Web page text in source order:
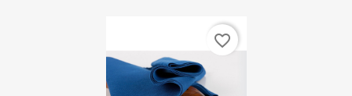
favorite_border